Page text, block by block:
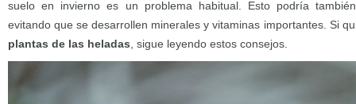
suelo en invierno es un problema habitual. Esto podría
evitando que se desarrollen minerales y vitaminas importantes. Si
plantas de las heladas , sigue leyendo estos consejos.